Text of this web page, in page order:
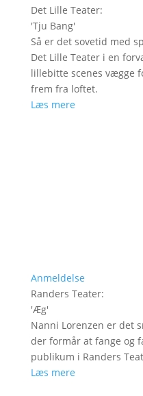
Det Lille Teater:
'Tju Bang'
Så er det sovetid med
Det Lille Teater i en
lillebitte scenes vægge
frem fra loftet.
Læs mere
Anmeldelse
Randers Teater:
'Æg'
Nanni Lorenzen er det
der formår at fange og
publikum i Randers
Læs mere